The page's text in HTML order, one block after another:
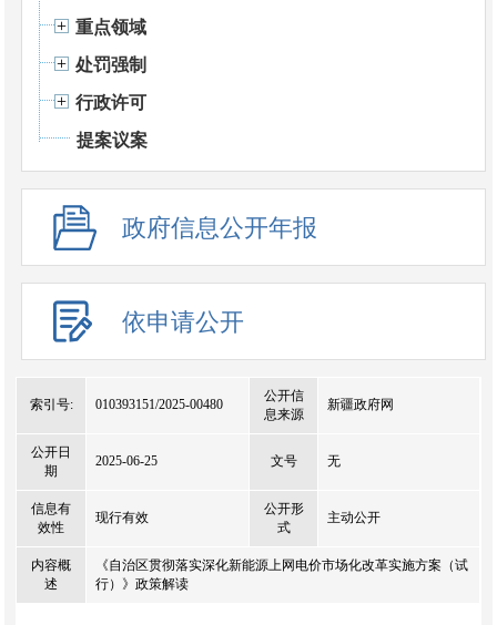
重点领域
处罚强制
行政许可
提案议案
政府信息公开年报
依申请公开
索引号: 010393151/2025-00480
公开信
息来源
新疆政府网
公开日
期
2025-06-25 文号 无
信息有
效性
现行有效
公开形
式
主动公开
内容概
述
《自治区贯彻落实深化新能源上网电价市场化改革实施方案（试
行）》政策解读